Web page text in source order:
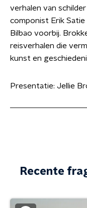
verhalen van
componist Erik Satie
Bilbao voorbij.
reisverhalen die
kunst en
Presentatie: Jellie
Recente